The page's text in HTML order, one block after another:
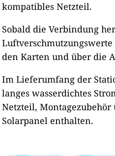
kompatibles Netzteil.
Sobald die Verbindung
den Karten und über die
Im Lieferumfang der
langes wasserdichtes
Netzteil,
Solarpanel enthalten.